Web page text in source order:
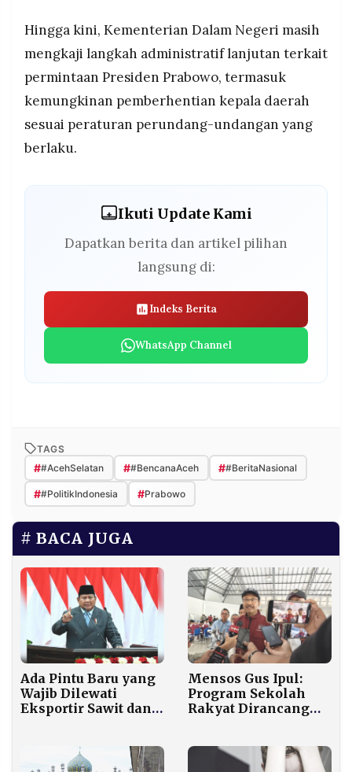
Hingga kini, Kementerian Dalam Negeri masih
mengkaji langkah administratif lanjutan terkait
permintaan Presiden Prabowo, termasuk
kemungkinan pemberhentian kepala daerah
sesuai peraturan perundang-undangan yang
berlaku.
Ikuti Update Kami
Dapatkan berita dan artikel pilihan
langsung di:
Indeks Berita
WhatsApp Channel
TAGS
##AcehSelatan ##BencanaAceh ##BeritaNasional
##PolitikIndonesia #Prabowo
BACA JUGA
Ada Pintu Baru yang
Wajib Dilewati
Eksportir Sawit dan
Entitasnya
Mensos Gus Ipul:
Program Sekolah
Rakyat Dirancang
Sekolah